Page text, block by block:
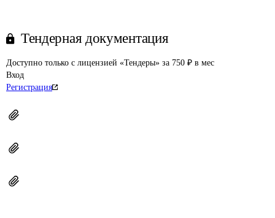
Тендерная документация
Доступно только с лицензией «Тендеры» за 750 ₽ в мес
Вход
Регистрация